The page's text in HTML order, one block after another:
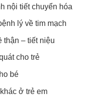
nội tiết chuyển hóa
lý về tim mạch
thận – tiết niệu
cho trẻ
bé
ở trẻ em